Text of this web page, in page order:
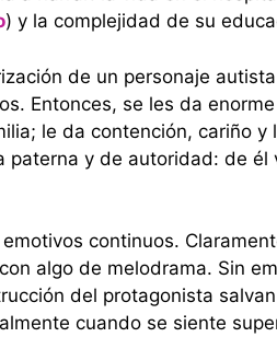
) y la complejidad de su
de un personaje
Entonces, se les da
le da contención, cariño
paterna y de autoridad: de
continuos.
algo de melodrama. Sin
del protagonista
cuando se siente